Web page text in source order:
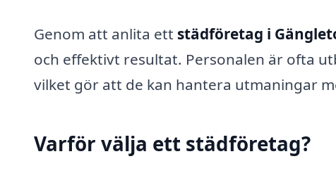
Genom att anlita ett städföretag i
och effektivt resultat. Personalen är ofta
vilket gör att de kan hantera utmaningar
Varför välja ett städföretag?